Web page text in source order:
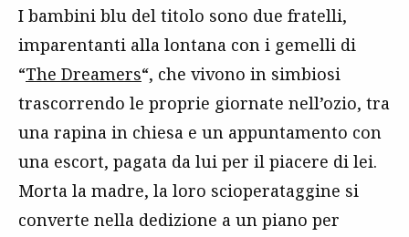
I bambini blu del titolo sono due fratelli,
imparentanti alla lontana con i gemelli di
“The Dreamers“, che vivono in simbiosi
trascorrendo le proprie giornate nell’ozio, tra
una rapina in chiesa e un appuntamento con
una escort, pagata da lui per il piacere di lei.
Morta la madre, la loro scioperataggine si
converte nella dedizione a un piano per